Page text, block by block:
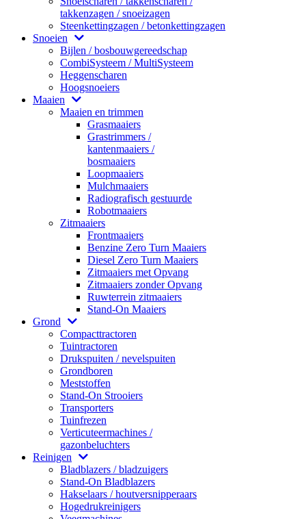
takkenzagen / snoeizagen
Steenkettingzagen / betonkettingzagen
Snoeien
Bijlen / bosbouwgereedschap
CombiSysteem / MultiSysteem
Heggenscharen
Hoogsnoeiers
Maaien
Maaien en trimmen
Grasmaaiers
Grastrimmers /
kantenmaaiers /
bosmaaiers
Loopmaaiers
Mulchmaaiers
Radiografisch gestuurde
Robotmaaiers
Zitmaaiers
Frontmaaiers
Benzine Zero Turn Maaiers
Diesel Zero Turn Maaiers
Zitmaaiers met Opvang
Zitmaaiers zonder Opvang
Ruwterrein zitmaaiers
Stand-On Maaiers
Grond
Compacttractoren
Tuintractoren
Drukspuiten / nevelspuiten
Grondboren
Meststoffen
Stand-On Strooiers
Transporters
Tuinfrezen
Verticuteermachines /
gazonbeluchters
Reinigen
Bladblazers / bladzuigers
Stand-On Bladblazers
Hakselaars / houtversnipperaars
Hogedrukreinigers